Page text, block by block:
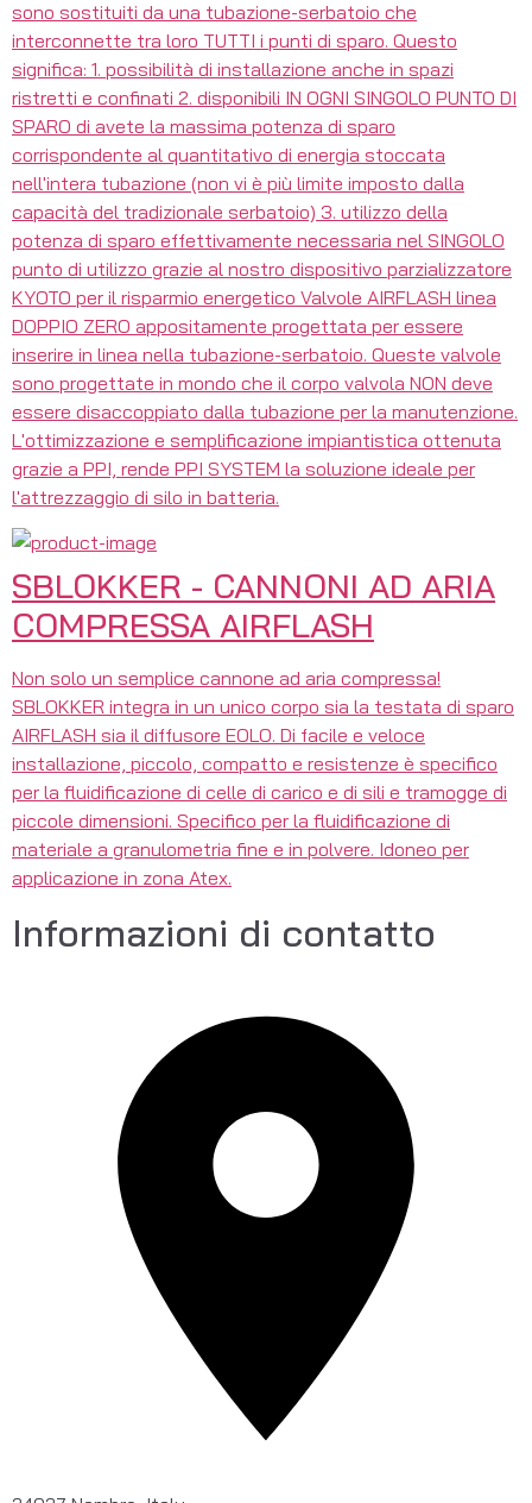
sono sostituiti da una tubazione-serbatoio che
interconnette tra loro TUTTI i punti di sparo. Questo
significa: 1. possibilità di installazione anche in spazi
ristretti e confinati 2. disponibili IN OGNI SINGOLO PUNTO DI
SPARO di avete la massima potenza di sparo
corrispondente al quantitativo di energia stoccata
nell'intera tubazione (non vi è più limite imposto dalla
capacità del tradizionale serbatoio) 3. utilizzo della
potenza di sparo effettivamente necessaria nel SINGOLO
punto di utilizzo grazie al nostro dispositivo parzializzatore
KYOTO per il risparmio energetico Valvole AIRFLASH linea
DOPPIO ZERO appositamente progettata per essere
inserire in linea nella tubazione-serbatoio. Queste valvole
sono progettate in mondo che il corpo valvola NON deve
essere disaccoppiato dalla tubazione per la manutenzione.
L'ottimizzazione e semplificazione impiantistica ottenuta
grazie a PPI, rende PPI SYSTEM la soluzione ideale per
l'attrezzaggio di silo in batteria.
SBLOKKER - CANNONI AD ARIA
COMPRESSA AIRFLASH
Non solo un semplice cannone ad aria compressa!
SBLOKKER integra in un unico corpo sia la testata di sparo
AIRFLASH sia il diffusore EOLO. Di facile e veloce
installazione, piccolo, compatto e resistenze è specifico
per la fluidificazione di celle di carico e di sili e tramogge di
piccole dimensioni. Specifico per la fluidificazione di
materiale a granulometria fine e in polvere. Idoneo per
applicazione in zona Atex.
Informazioni di contatto